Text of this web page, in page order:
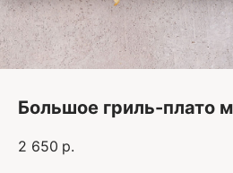
Большое гриль-плато
2 650 р.